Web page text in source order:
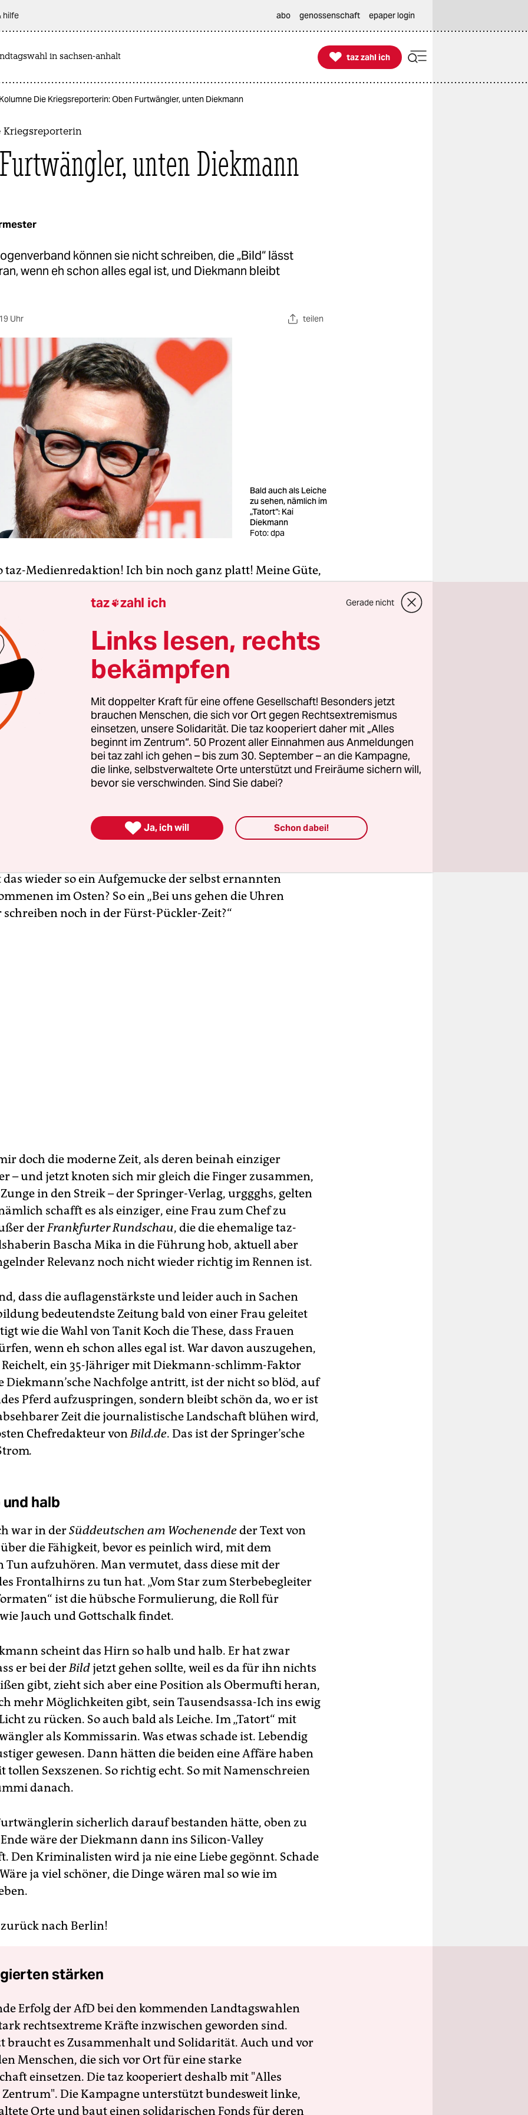
hilfe abo genossenschaft epaper login
in sachsen-anhalt 
taz zahl ich
taz zahl ich
Kolumne Die Kriegsreporterin: Oben Furtwängler, unten Diekmann
Kriegsreporterin
unten Diekmann
können sie nicht schreiben, die „Bild“ lässt
wenn eh schon alles egal ist, und Diekmann bleibt
Uhr teilen
Bald auch als Leiche
zu sehen, nämlich im
„Tatort“: Kai
Diekmann
Foto: dpa
taz-Medienredaktion! Ich bin noch ganz platt! Meine Güte,
Männer, die alle auf ein oberflächliches sexuelles
waren! Ganz so,
Sachsen-Anhalts in seiner Verbandszeitschrift
hat
. Es „gibt viele Frauen, die als Mütter
Töchter die nahezu ungehemmten
mit sehr vielen Sorgen betrachten“. Schreibt er
jetzt“ „aus vielen Orten in Gesprächen mit Bekannten,
Belästigungen im täglichen Leben, vor allem in
Verkehrsmitteln und Supermärkten, kommt“.
Frauen seit Jahren Artikel über übergriffige Lehrer
Verkehrsmitteln, treibt mich etwas ganz anderes
ein Mann zum Vorsitzenden ausgerechnet des
das wieder so ein Aufgemucke der selbst ernannten
im Osten? So ein „Bei uns gehen die Uhren
noch in der Fürst-Pückler-Zeit?“
doch die moderne Zeit, als deren beinah einziger
– und jetzt knoten sich mir gleich die Finger zusammen,
in den Streik – der Springer-Verlag, urggghs, gelten
schafft es als einziger, eine Frau zum Chef zu
derFrankfurter Rundschau, die die ehemalige taz-
Bascha Mika in die Führung hob, aktuell aber
Relevanz noch nicht wieder richtig im Rennen ist.
dass die auflagenstärkste und leider auch in Sachen
bedeutendste Zeitung bald von einer Frau geleitet
wie die Wahl von Tanit Koch die These, dass Frauen
wenn eh schon alles egal ist. War davon auszugehen,
Reichelt, ein 35-Jähriger mit Diekmann-schlimm-Faktor
Diekmann’sche Nachfolge antritt, ist der nicht so blöd, auf
Pferd aufzuspringen, sondern bleibt schön da, wo er ist
Zeit die journalistische Landschaft blühen wird,
Chefredakteur vonBild.de. Das ist der Springer’sche
.
halb
war in derSüddeutschen am Wochenendeder Text von
über die Fähigkeit, bevor es peinlich wird, mit dem
Tun aufzuhören. Man vermutet, dass diese mit der
Frontalhirns zu tun hat. „Vom Star zum Sterbebegleiter
ist die hübsche Formulierung, die Roll für
Jauch und Gottschalk findet.
scheint das Hirn so halb und halb. Er hat zwar
er bei derBildjetzt gehen sollte, weil es da für ihn nichts
gibt, zieht sich aber eine Position als Obermufti heran,
mehr Möglichkeiten gibt, sein Tausendsassa-Ich ins ewig
zu rücken. So auch bald als Leiche. Im „Tatort“ mit
als Kommissarin. Was etwas schade ist. Lebendig
gewesen. Dann hätten die beiden eine Affäre haben
tollen Sexszenen. So richtig echt. So mit Namenschreien
danach.
sicherlich darauf bestanden hätte, oben zu
wäre der Diekmann dann ins Silicon-Valley
Den Kriminalisten wird ja nie eine Liebe gegönnt. Schade
ja viel schöner, die Dinge wären mal so wie im
nach Berlin!
stärken
Erfolg der AfD bei den kommenden Landtagswahlen
rechtsextreme Kräfte inzwischen geworden sind.
braucht es Zusammenhalt und Solidarität. Auch und vor
Menschen, die sich vor Ort für eine starke
einsetzen. Die taz kooperiert deshalb mit "Alles
Die Kampagne unterstützt bundesweit linke,
Orte und baut einen solidarischen Fonds für deren
taz zahl ich Gerade nicht
Links lesen, rechts
bekämpfen
Mit doppelter Kraft für eine offene Gesellschaft! Besonders jetzt
brauchen Menschen, die sich vor Ort gegen Rechtsextremismus
einsetzen, unsere Solidarität. Die taz kooperiert daher mit „Alles
beginnt im Zentrum“. 50 Prozent aller Einnahmen aus Anmeldungen
bei taz zahl ich gehen – bis zum 30. September – an die Kampagne,
die linke, selbstverwaltete Orte unterstützt und Freiräume sichern will,
bevor sie verschwinden. Sind Sie dabei?
 Ja, ich will Schon dabei!